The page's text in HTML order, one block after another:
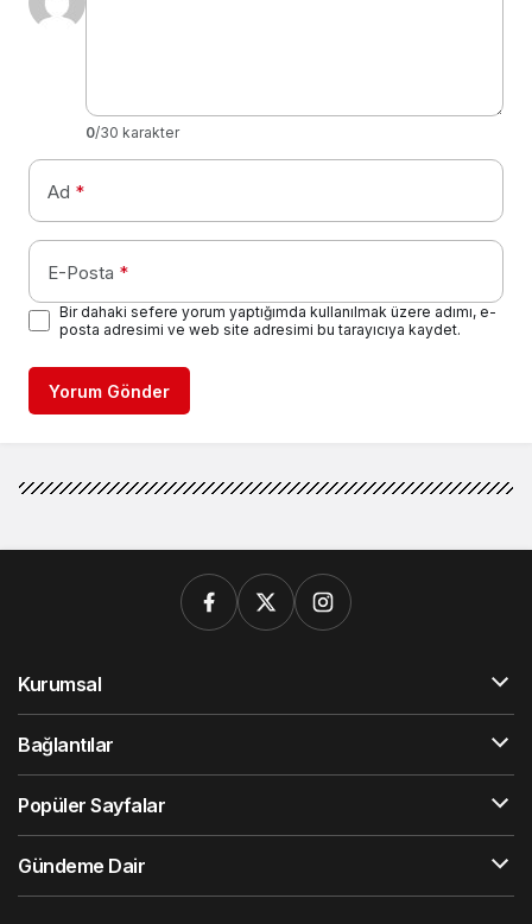
0/30 karakter
Ad *
E-Posta *
Bir dahaki sefere yorum yaptığımda kullanılmak üzere adımı, e-
posta adresimi ve web site adresimi bu tarayıcıya kaydet.
Yorum Gönder
Kurumsal
Bağlantılar
Popüler Sayfalar
Gündeme Dair